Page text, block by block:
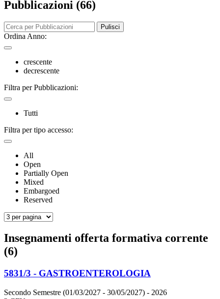
Pubblicazioni (66)
Pulisci
Ordina Anno:
crescente
decrescente
Filtra per Pubblicazioni:
Tutti
Filtra per tipo accesso:
All
Open
Partially Open
Mixed
Embargoed
Reserved
Insegnamenti offerta formativa corrente
(6)
5831/3 - GASTROENTEROLOGIA
Secondo Semestre (01/03/2027 - 30/05/2027) - 2026